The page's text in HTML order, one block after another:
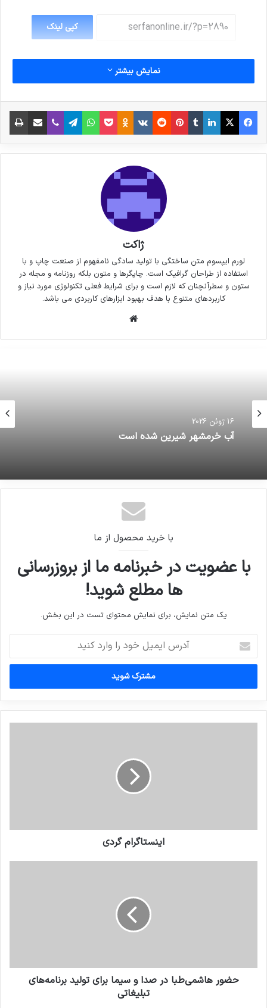
کپی لینک
نمایش بیشتر
فیس بوک X لینکدین
‫تامبلر‫پین‌ترست
‫رددیت‫VKontakte
‫Odnoklassniki
پاکتواتس آپ تلگراموایبر اشتراک گذاری از طریق ایمیل
ژاکت
لورم ایپسوم متن ساختگی با تولید سادگی نامفهوم از صنعت چاپ و با
استفاده از طراحان گرافیک است. چاپگرها و متون بلکه روزنامه و مجله در
ستون و سطرآنچنان که لازم است و برای شرایط فعلی تکنولوژی مورد نیاز و
کاربردهای متنوع با هدف بهبود ابزارهای کاربردی می باشد.
16 ژوئن 2026
آب خرمشهر شیرین شده است
با خرید محصول از ما
با عضویت در خبرنامه ما از بروزرسانی
ها مطلع شوید!
یک متن نمایش، برای نمایش محتوای تست در این بخش.
ایمیل
خود
وارد
کنید
اینستاگرام گردی
حضور هاشمی‌طبا در صدا و سیما برای تولید برنامه‌های
تبلیغاتی